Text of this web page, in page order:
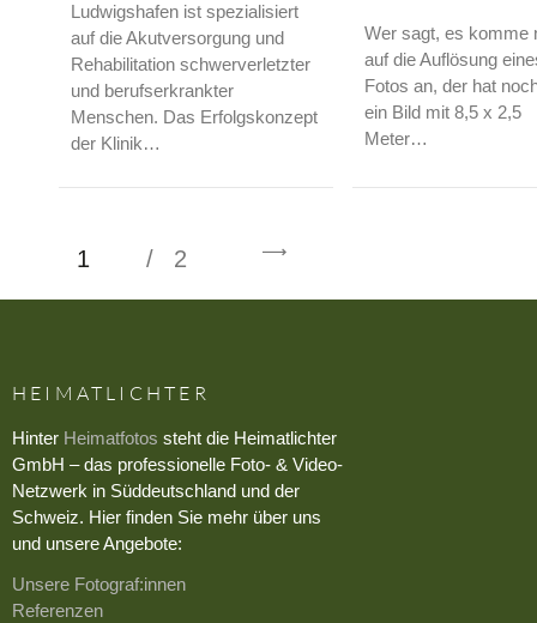
Ludwigshafen ist spezialisiert
auf die Akutversorgung und
Rehabilitation schwerverletzter
und berufserkrankter
Menschen. Das Erfolgskonzept
der Klinik…
Wer sagt, es komme
auf die Auflösung
Fotos an, der hat
ein Bild mit 8,5 x 2,5
Meter…
1 2
HEIMATLICHTER
Hinter Heimatfotos steht die Heimatlichter
GmbH – das professionelle Foto- & Video-
Netzwerk in Süddeutschland und der
Schweiz. Hier finden Sie mehr über uns
und unsere Angebote:
Unsere Fotograf:innen
Referenzen